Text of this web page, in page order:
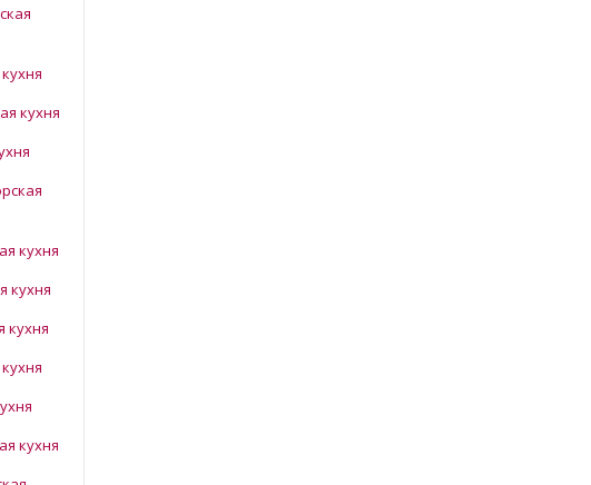
кухня
кухня
кухня
кухня
кухня